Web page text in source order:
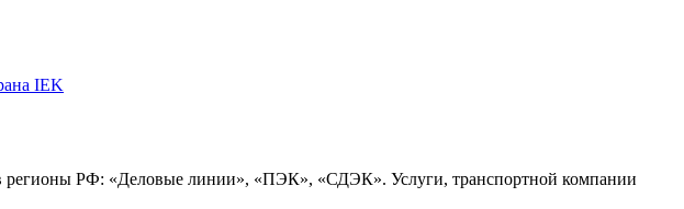
IEK
регионы РФ: «Деловые линии», «ПЭК», «СДЭК». Услуги, транспортной компании